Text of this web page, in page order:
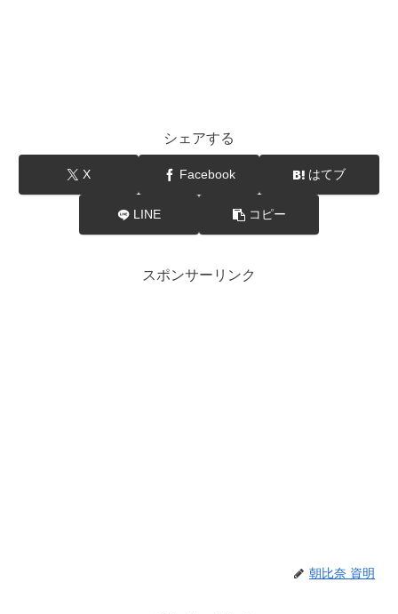
シェアする
X Facebook はてブ
LINE コピー
スポンサーリンク
朝比奈 資明